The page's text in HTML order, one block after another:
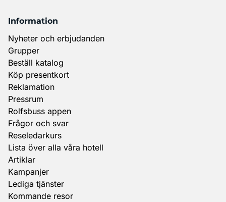
Information
Nyheter och erbjudanden
Grupper
Beställ katalog
Köp presentkort
Reklamation
Pressrum
Rolfsbuss appen
Frågor och svar
Reseledarkurs
Lista över alla våra hotell
Artiklar
Kampanjer
Lediga tjänster
Kommande resor